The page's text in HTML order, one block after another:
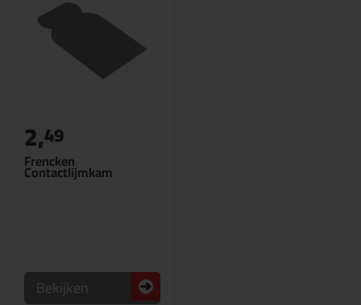
Frencken
Contactlijmkam
2,49
Bekijken